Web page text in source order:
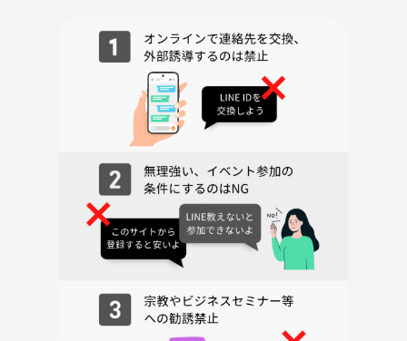
🗓️日時：7月10日（金）20:00〜
📍場所：韓国料理 ダルビッマル（新大久保）
💰参加費：チケット代＋当日飲食代
【料金について】
・2時間飲み放題付き🥂
・お料理は主催側でセレクトして注文します🍽️
※お料理代はみんなで割り勘となりますが、お一人あたり合計3,500〜
4,000円程度に収まるよう調整しますのでご安心ください☺️
※当日のお支払いは極力PayPayでご協力いただけると助かります🙇‍♀️
※途中参加・途中退出OK
（到着がかなり遅れる場合は、前日までにご連絡いただいていた場合に